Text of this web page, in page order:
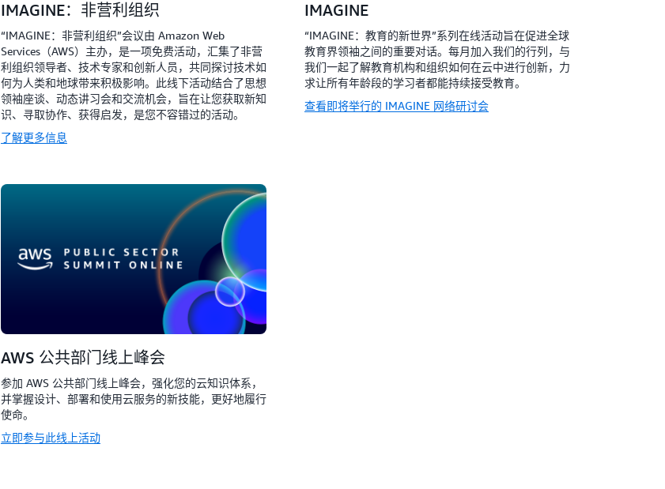
IMAGINE：非营利组织
“IMAGINE：非营利组织”会议由 Amazon Web
Services（AWS）主办，是一项免费活动，汇集了非营
利组织领导者、技术专家和创新人员，共同探讨技术如
何为人类和地球带来积极影响。此线下活动结合了思想
领袖座谈、动态讲习会和交流机会，旨在让您获取新知
识、寻取协作、获得启发，是您不容错过的活动。
了解更多信息
IMAGINE
“IMAGINE：教育的新世界”系列在线活动旨在促进全球
教育界领袖之间的重要对话。每月加入我们的行列，与
我们一起了解教育机构和组织如何在云中进行创新，力
求让所有年龄段的学习者都能持续接受教育。
查看即将举行的 IMAGINE 网络研讨会
AWS 公共部门线上峰会
参加 AWS 公共部门线上峰会，强化您的云知识体系，
并掌握设计、部署和使用云服务的新技能，更好地履行
使命。
立即参与此线上活动